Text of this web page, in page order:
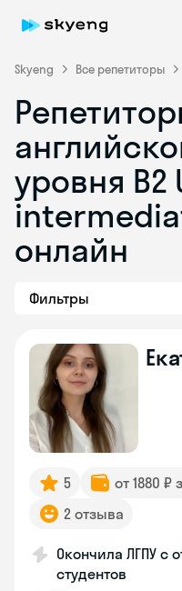
Skyeng Все репетиторы
уровня B2
онлайн
Фильтры
5 от 1880 ₽
2 отзыва
Окончила ЛГПУ с
студентов
Skyeng Chat
online